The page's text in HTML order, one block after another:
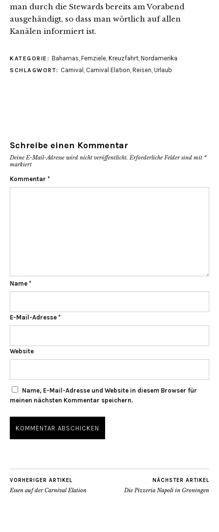
man durch die Stewards bereits am Vorabend
ausgehändigt, so dass man wörtlich auf allen
Kanälen informiert ist.
KATEGORIE: Bahamas, Fernziele, Kreuzfahrt, Nordamerika
SCHLAGWORT: Carnival , Carnival Elation, Reisen, Urlaub
Schreibe einen Kommentar
Deine E-Mail-Adresse wird nicht veröffentlicht. Erforderliche Felder sind mit *
markiert
Kommentar *
Name *
E-Mail-Adresse *
Website
Name, E-Mail-Adresse und Website in diesem Browser für
meinen nächsten Kommentar speichern.
VORHERIGER ARTIKEL
Essen auf der Carnival Elation
NÄCHSTER ARTIKEL
Die Pizzeria Napoli in Groningen